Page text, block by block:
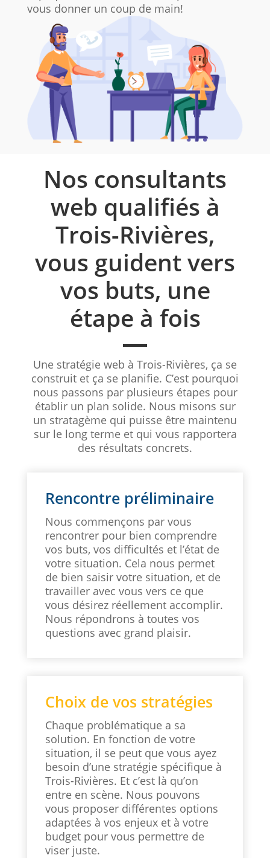
vous donner un coup de main!
Nos consultants
web qualifiés à
Trois-Rivières,
vous guident vers
vos buts, une
étape à fois
Une stratégie web à Trois-Rivières, ça se
construit et ça se planifie. C’est pourquoi
nous passons par plusieurs étapes pour
établir un plan solide. Nous misons sur
un stratagème qui puisse être maintenu
sur le long terme et qui vous rapportera
des résultats concrets.
Rencontre préliminaire
Nous commençons par vous
rencontrer pour bien comprendre
vos buts, vos difficultés et l’état de
votre situation. Cela nous permet
de bien saisir votre situation, et de
travailler avec vous vers ce que
vous désirez réellement accomplir.
Nous répondrons à toutes vos
questions avec grand plaisir.
Choix de vos stratégies
Chaque problématique a sa
solution. En fonction de votre
situation, il se peut que vous ayez
besoin d’une stratégie spécifique à
Trois-Rivières. Et c’est là qu’on
entre en scène. Nous pouvons
vous proposer différentes options
adaptées à vos enjeux et à votre
budget pour vous permettre de
viser juste.